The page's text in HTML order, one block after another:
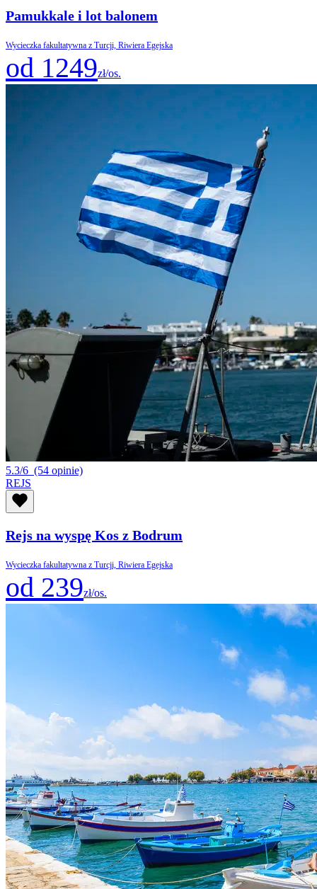
Pamukkale i lot balonem
Wycieczka fakultatywna z Turcji, Riwiera Egejska
od 1249zł/os.
5.3/6 (54 opinie)
REJS
Rejs na wyspę Kos z Bodrum
Wycieczka fakultatywna z Turcji, Riwiera Egejska
od 239zł/os.